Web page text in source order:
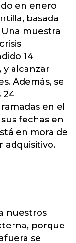
en enero
basada
muestra
14
y alcanzar
Además, se
24
en el
fechas en
en mora de
adquisitivo.
nuestros
porque
se